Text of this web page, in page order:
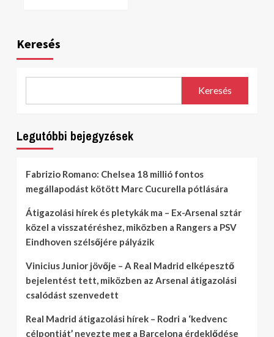
Keresés
Keresés
Legutóbbi bejegyzések
Fabrizio Romano: Chelsea 18 millió fontos
megállapodást kötött Marc Cucurella pótlására
Átigazolási hírek és pletykák ma – Ex-Arsenal sztár
közel a visszatéréshez, miközben a Rangers a PSV
Eindhoven szélsőjére pályázik
Vinicius Junior jövője – A Real Madrid elképesztő
bejelentést tett, miközben az Arsenal átigazolási
csalódást szenvedett
Real Madrid átigazolási hírek – Rodri a ‘kedvenc
célpontját’ nevezte meg a Barcelona érdeklődése